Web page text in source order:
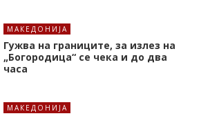
МАКЕДОНИЈА
Гужва на границите, за излез на
„Богородица“ се чека и до два
часа
МАКЕДОНИЈА